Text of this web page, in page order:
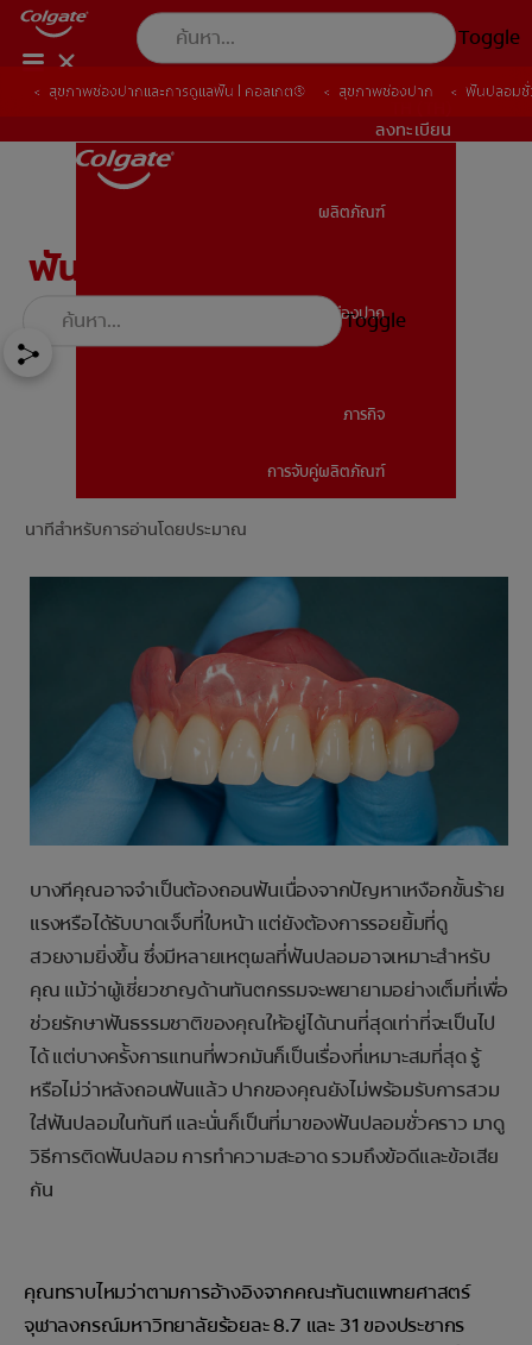
Toggle
ลงทะเบียน
ลงทะเบียน
ผลิตภัณฑ์
สุขภาพช่องปาก
ภารกิจ
การจับคู่ผลิตภัณฑ์
Toggle
สุขภาพช่องปากและการดูแลฟัน | คอลเกต® สุขภาพช่องปาก ฟันปลอมชั่
ฟันปลอมชั่วคราวคืออะไร
นาทีสำหรับการอ่านโดยประมาณ
บางทีคุณอาจจำเป็นต้องถอนฟันเนื่องจากปัญหาเหงือกขั้นร้าย
แรงหรือได้รับบาดเจ็บที่ใบหน้า แต่ยังต้องการรอยยิ้มที่ดู
สวยงามยิ่งขึ้น ซึ่งมีหลายเหตุผลที่ฟันปลอมอาจเหมาะสำหรับ
คุณ แม้ว่าผู้เชี่ยวชาญด้านทันตกรรมจะพยายามอย่างเต็มที่เพื่อ
ช่วยรักษาฟันธรรมชาติของคุณให้อยู่ได้นานที่สุดเท่าที่จะเป็นไป
ได้ แต่บางครั้งการแทนที่พวกมันก็เป็นเรื่องที่เหมาะสมที่สุด รู้
หรือไม่ว่าหลังถอนฟันแล้ว ปากของคุณยังไม่พร้อมรับการสวม
ใส่ฟันปลอมในทันที และนั่นก็เป็นที่มาของฟันปลอมชั่วคราว มาดู
วิธีการติดฟันปลอม การทำความสะอาด รวมถึงข้อดีและข้อเสีย
กัน
คุณทราบไหมว่าตามการอ้างอิงจากคณะทันตแพทยศาสตร์
จุฬาลงกรณ์มหาวิทยาลัยร้อยละ 8.7 และ 31 ของประชากร